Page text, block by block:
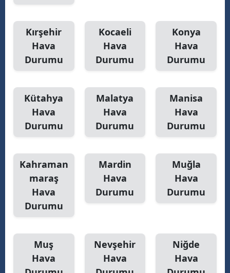
Kırşehir
Hava
Durumu
Kocaeli
Hava
Durumu
Konya
Hava
Durumu
Kütahya
Hava
Durumu
Malatya
Hava
Durumu
Manisa
Hava
Durumu
Kahraman
maraş
Hava
Durumu
Mardin
Hava
Durumu
Muğla
Hava
Durumu
Muş
Hava
Nevşehir
Hava
Niğde
Hava